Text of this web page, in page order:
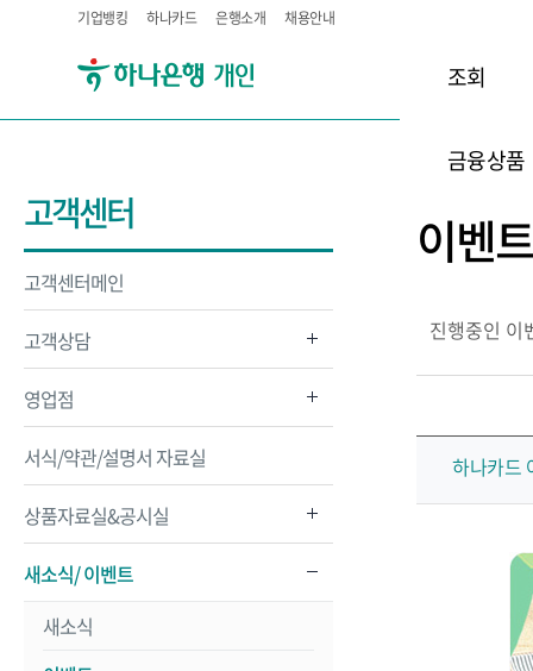
기업뱅킹 하나카드 은행소개 채용안내
조회
금융상품
고객센터
고객센터메인
고객상담
영업점
서식/약관/설명서 자료실
상품자료실&공시실
새소식/ 이벤트
새소식
이벤트
진행중인 이
하나카드